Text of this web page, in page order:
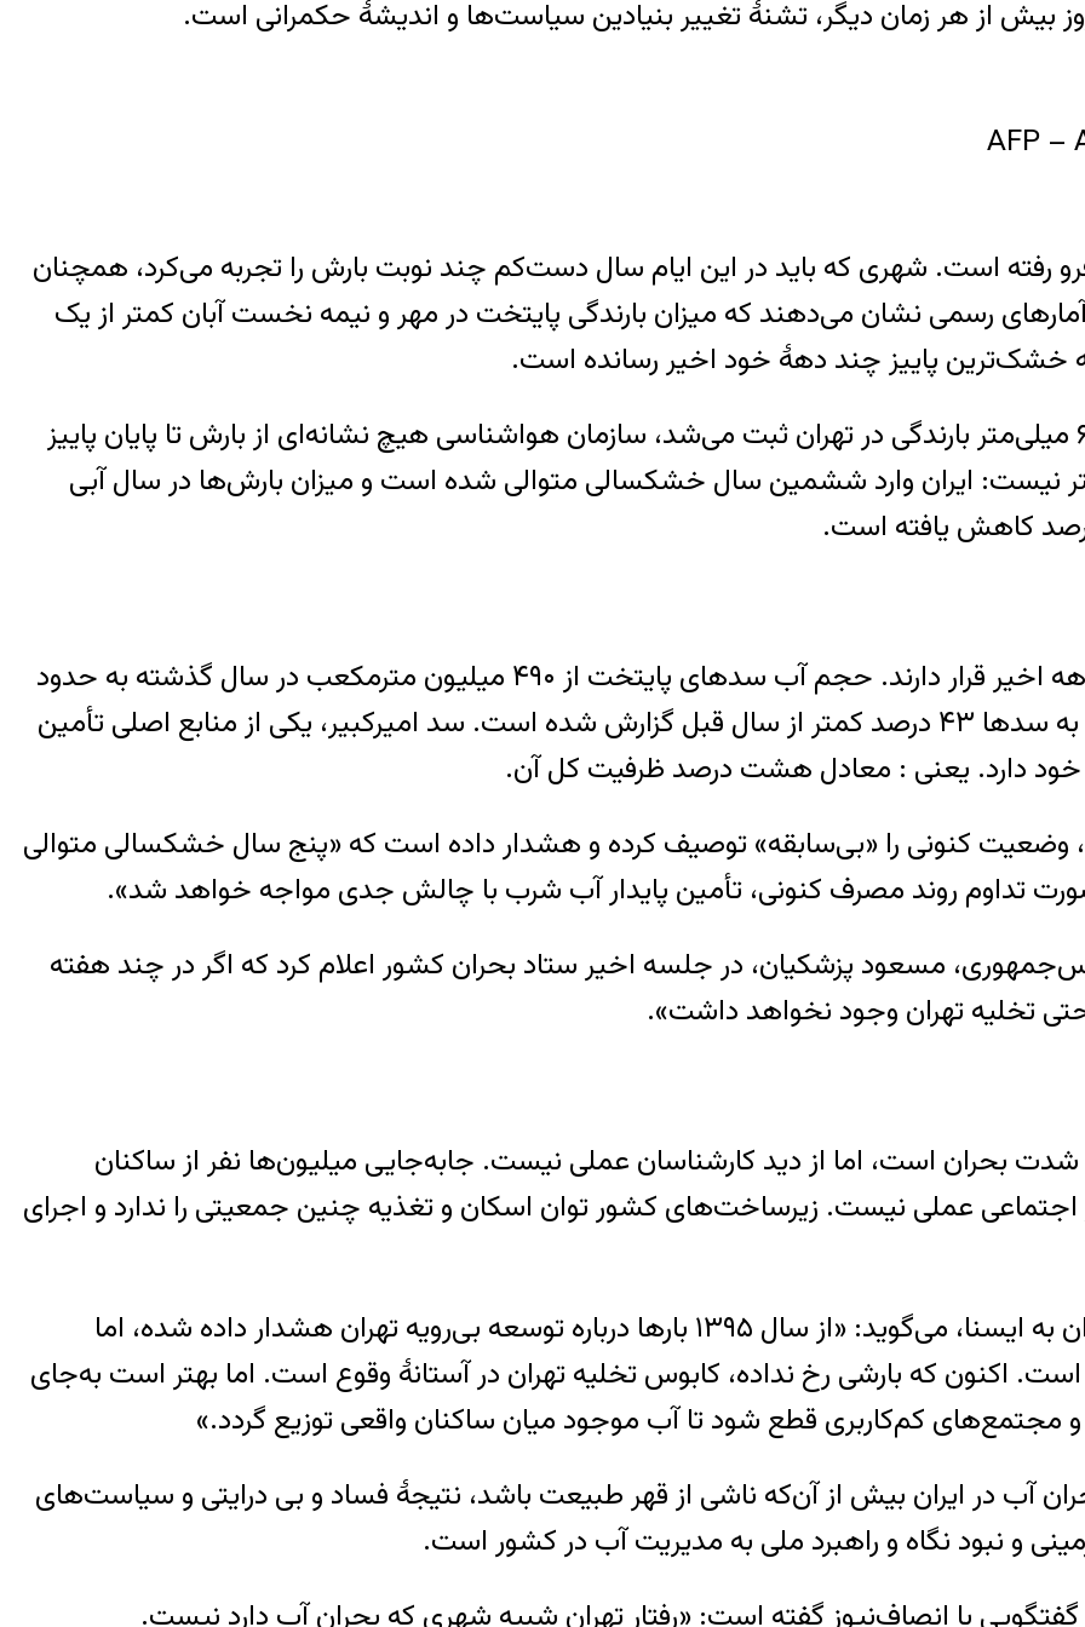
بیش از هر زمان دیگر، تشنۀ تغییر بنیادین سیاست‌ها و اندیشۀ حکمرانی است.
رفته است. شهری که باید در این ایام سال دست‌کم چند نوبت بارش را تجربه می‌کرد، همچنان
رسمی نشان می‌دهند که میزان بارندگی پایتخت در مهر و نیمه نخست آبان کمتر از یک
خشک‌ترین پاییز چند دهۀ خود اخیر رسانده است.
در شرایطی که معمولاً تا این زمان از سال ۵۰ تا ۶۰ میلی‌متر بارندگی در تهران ثبت می‌شد، سازمان هواشناسی هیچ نشانه‌ای از بارش تا پایان پاییز
نیست: ایران وارد ششمین سال خشکسالی متوالی شده است و میزان بارش‌ها در سال آبی
در تهران، ذخایر سدها در پایین‌ترین سطح چند دهه اخیر قرار دارند. حجم آب سدهای پایتخت از ۴۹۰ میلیون مترمکعب در سال گذشته به حدود
۲۵۰ میلیون مترمکعب کاهش یافته و ورودی آب به سدها ۴۳ درصد کمتر از سال قبل گزارش شده است. سد امیرکبیر، یکی از منابع اصلی تأمین
وضعیت کنونی را «بی‌سابقه» توصیف کرده و هشدار داده است که «پنج سال خشکسالی متوالی
تداوم روند مصرف کنونی، تأمین پایدار آب شرب با چالش جدی مواجه خواهد شد».
مسعود پزشکیان، در جلسه اخیر ستاد بحران کشور اعلام کرد که اگر در چند هفته
تخلیه تهران وجود نخواهد داشت».
شدت بحران است، اما از دید کارشناسان عملی نیست. جابه‌جایی میلیون‌ها نفر از ساکنان
اجتماعی عملی نیست. زیرساخت‌های کشور توان اسکان و تغذیه چنین جمعیتی را ندارد و اجرای
داریوش مختاری، کارشناس ارشد منابع آب در ایران به ایسنا، می‌گوید: «از سال ۱۳۹۵ بارها درباره توسعه بی‌رویه تهران هشدار داده شده، اما
اکنون که بارشی رخ نداده، کابوس تخلیه تهران در آستانۀ وقوع است. اما بهتر است به‌جای
مجتمع‌های کم‌کاربری قطع شود تا آب موجود میان ساکنان واقعی توزیع گردد.»
آب در ایران بیش از آن‌که ناشی از قهر طبیعت باشد، نتیجۀ فساد و بی درایتی و سیاست‌های
و نبود نگاه و راهبرد ملی به مدیریت آب در کشور است.
با انصاف‌نیوز گفته است: «رفتار تهران شبیه شهری که بحران آب دارد نیست.